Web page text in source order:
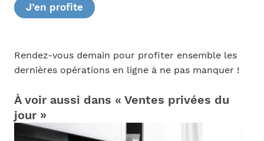
J’en profite
Rendez-vous demain pour profiter ensemble les
dernières opérations en ligne à ne pas manquer !
À voir aussi dans « Ventes privées du
jour »